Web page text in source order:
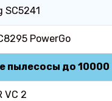
SC5241
PowerGo
пылесосы до 10000
VC 2